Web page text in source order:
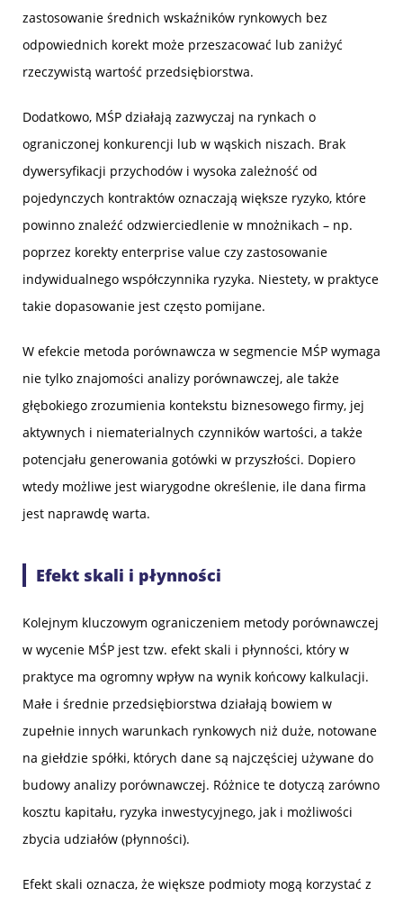
zastosowanie średnich wskaźników rynkowych bez
odpowiednich korekt może przeszacować lub zaniżyć
rzeczywistą wartość przedsiębiorstwa.
Dodatkowo, MŚP działają zazwyczaj na rynkach o
ograniczonej konkurencji lub w wąskich niszach. Brak
dywersyfikacji przychodów i wysoka zależność od
pojedynczych kontraktów oznaczają większe ryzyko, które
powinno znaleźć odzwierciedlenie w mnożnikach – np.
poprzez korekty enterprise value czy zastosowanie
indywidualnego współczynnika ryzyka. Niestety, w praktyce
takie dopasowanie jest często pomijane.
W efekcie metoda porównawcza w segmencie MŚP wymaga
nie tylko znajomości analizy porównawczej, ale także
głębokiego zrozumienia kontekstu biznesowego firmy, jej
aktywnych i niematerialnych czynników wartości, a także
potencjału generowania gotówki w przyszłości. Dopiero
wtedy możliwe jest wiarygodne określenie, ile dana firma
jest naprawdę warta.
Efekt skali i płynności
Kolejnym kluczowym ograniczeniem metody porównawczej
w wycenie MŚP jest tzw. efekt skali i płynności, który w
praktyce ma ogromny wpływ na wynik końcowy kalkulacji.
Małe i średnie przedsiębiorstwa działają bowiem w
zupełnie innych warunkach rynkowych niż duże, notowane
na giełdzie spółki, których dane są najczęściej używane do
budowy analizy porównawczej. Różnice te dotyczą zarówno
kosztu kapitału, ryzyka inwestycyjnego, jak i możliwości
zbycia udziałów (płynności).
Efekt skali oznacza, że większe podmioty mogą korzystać z